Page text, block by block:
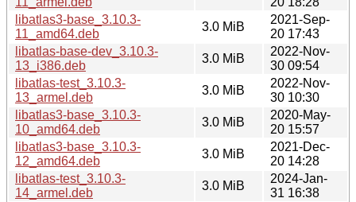
libatlas3-base_3.10.3-
11_amd64.deb
3.0 MiB
2021-Sep-
20 17:43
libatlas-base-dev_3.10.3-
13_i386.deb
3.0 MiB
2022-Nov-
30 09:54
libatlas-test_3.10.3-
13_armel.deb
3.0 MiB
2022-Nov-
30 10:30
libatlas3-base_3.10.3-
10_amd64.deb
3.0 MiB
2020-May-
20 15:57
libatlas3-base_3.10.3-
12_amd64.deb
3.0 MiB
2021-Dec-
20 14:28
libatlas-test_3.10.3-
14_armel.deb
3.0 MiB
2024-Jan-
31 16:38